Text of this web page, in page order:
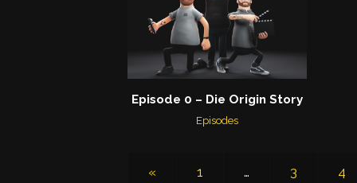
Episode 0 – Die Origin Story
Episodes
« 1 … 3 4